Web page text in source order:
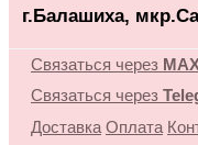
г.Балашиха,
Связаться через
Связаться через
Доставка Оплата